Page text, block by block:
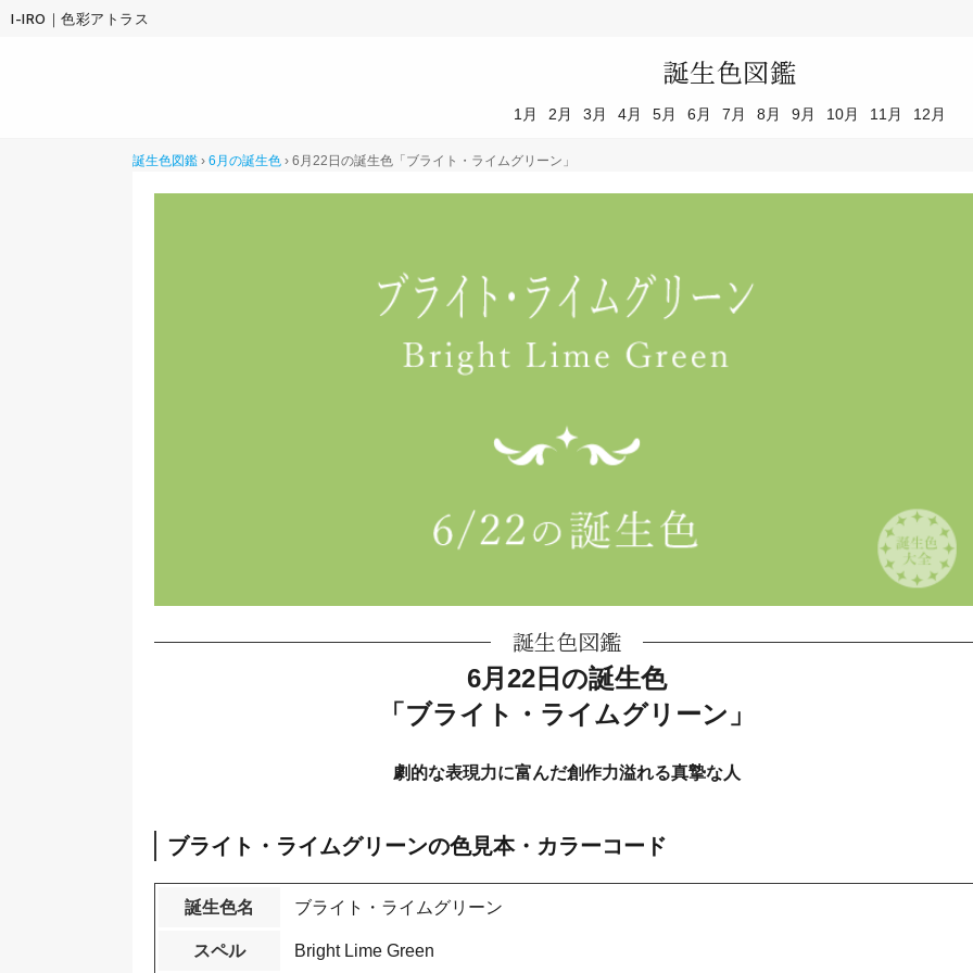
I-IRO｜色彩アトラス
誕生色図鑑
1月 2月 3月 4月 5月 6月 7月 8月 9月 10月 11月 12月
誕生色図鑑 › 6月の誕生色 › 6月22日の誕生色「ブライト・ライムグリーン」
誕生色図鑑
6月22日の誕生色
「ブライト・ライムグリーン」
劇的な表現力に富んだ創作力溢れる真摯な人
ブライト・ライムグリーンの色見本・カラーコード
誕生色名 ブライト・ライムグリーン
スペル Bright Lime Green